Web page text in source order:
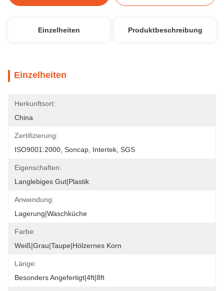
Einzelheiten Produktbeschreibung
Einzelheiten
Herkunftsort:
China
Zertifizierung:
ISO9001:2000, Soncap, Intertek, SGS
Eigenschaften:
Langlebiges Gut|Plastik
Anwendung:
Lagerung|Waschküche
Farbe:
Weiß|Grau|Taupe|Hölzernes Korn
Länge:
Besonders Angefertigt|4ft|8ft